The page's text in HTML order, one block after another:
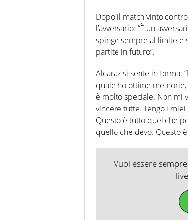
Dopo il match vinto
l’avversario: “È un
spinge sempre al limite e
partite in futuro“.
Alcaraz si sente in forma:
quale ho ottime
è molto speciale. Non mi
vincere tutte. Tengo i
Questo è tutto quel che
quello che devo. Questo
Vuoi essere